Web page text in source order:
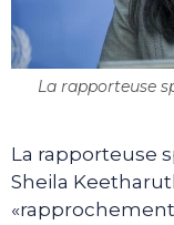
La rapporteuse
La rapporteuse
Sheila